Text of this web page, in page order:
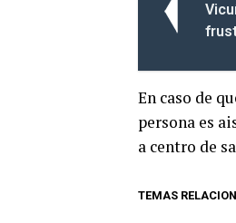
En caso de
persona es
a centro de
TEMAS